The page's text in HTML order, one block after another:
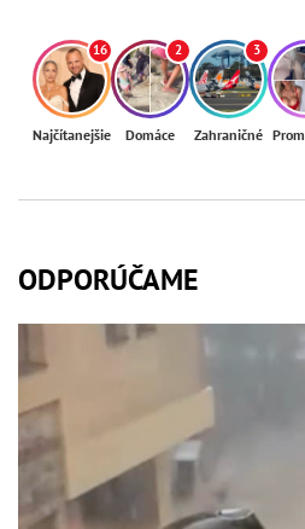
16
Najčítanejšie
2
Domáce
3
Zahraničné
ODPORÚČAME